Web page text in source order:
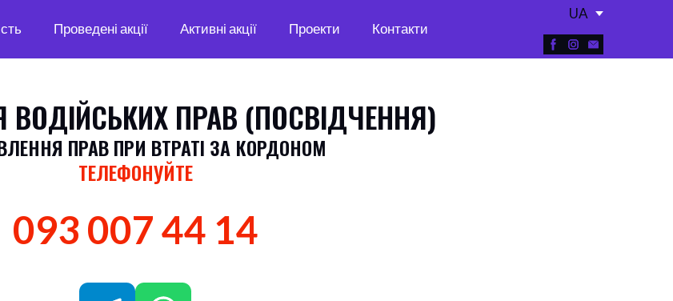
Проведені акції Активні акції Проекти Контакти
UA
ВОДІЙСЬКИХ ПРАВ (ПОСВІДЧЕННЯ)
ПРАВ ПРИ ВТРАТІ ЗА КОРДОНОМ
ТЕЛЕФОНУЙТЕ
093 007 44 14